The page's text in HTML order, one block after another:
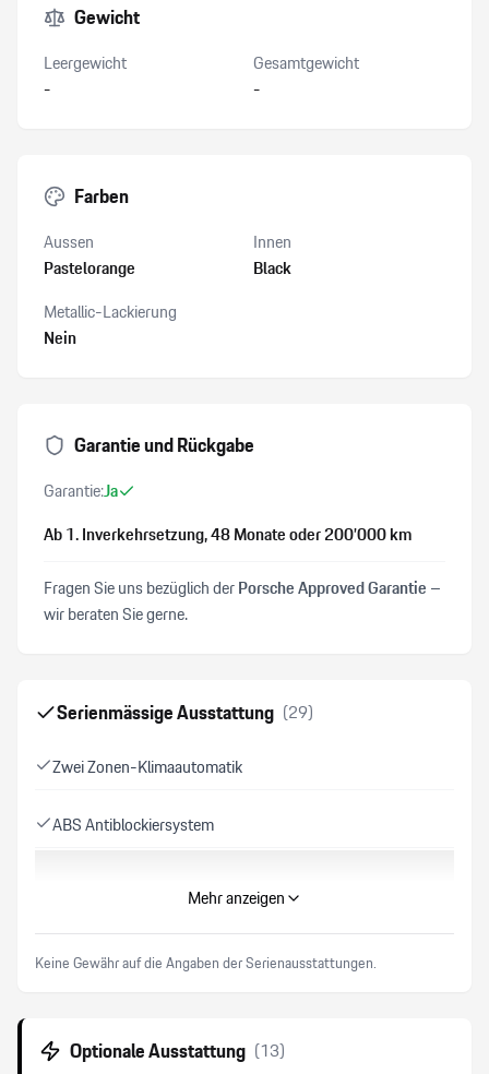
Gewicht
Leergewicht
-
Gesamtgewicht
-
Farben
Aussen
Pastelorange
Innen
Black
Metallic-Lackierung
Nein
Garantie und Rückgabe
Garantie:Ja
Ab 1. Inverkehrsetzung, 48 Monateoder 200’000 km
Fragen Sie uns bezüglich derPorsche Approved Garantie –
wir beraten Sie gerne.
Serienmässige Ausstattung (29)
Zwei Zonen-Klimaautomatik
ABS Antiblockiersystem
Elektrische Sportsitze
Keyless-Go Start Funktion
Mehr anzeigen
Keine Gewähr auf die Angaben der Serienausstattungen.
Optionale Ausstattung (13)